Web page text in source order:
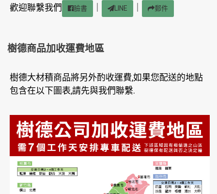
歡迎聯繫我們 臉書 LINE 郵件
樹德商品加收運費地區
樹德大材積商品將另外酌收運費,如果您配送的地點
包含在以下圖表,請先與我們聯繫.